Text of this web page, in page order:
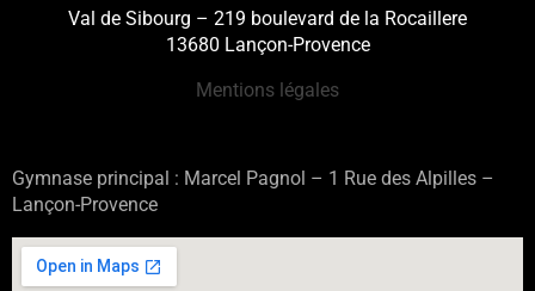
Val de Sibourg – 219 boulevard de la Rocaillere
13680 Lançon-Provence
Mentions légales
Gymnase principal : Marcel Pagnol – 1 Rue des Alpilles –
Lançon-Provence